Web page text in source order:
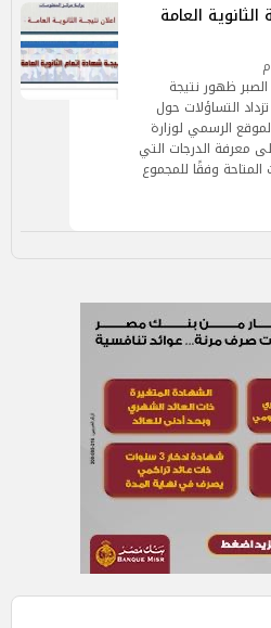
العامة
الصبر ظهور نتيجة
بالاسم حيث تزداد التساؤلات حول
الرسمي لوزارة
معرفة الدرجات التي
وفقًا للمجموع